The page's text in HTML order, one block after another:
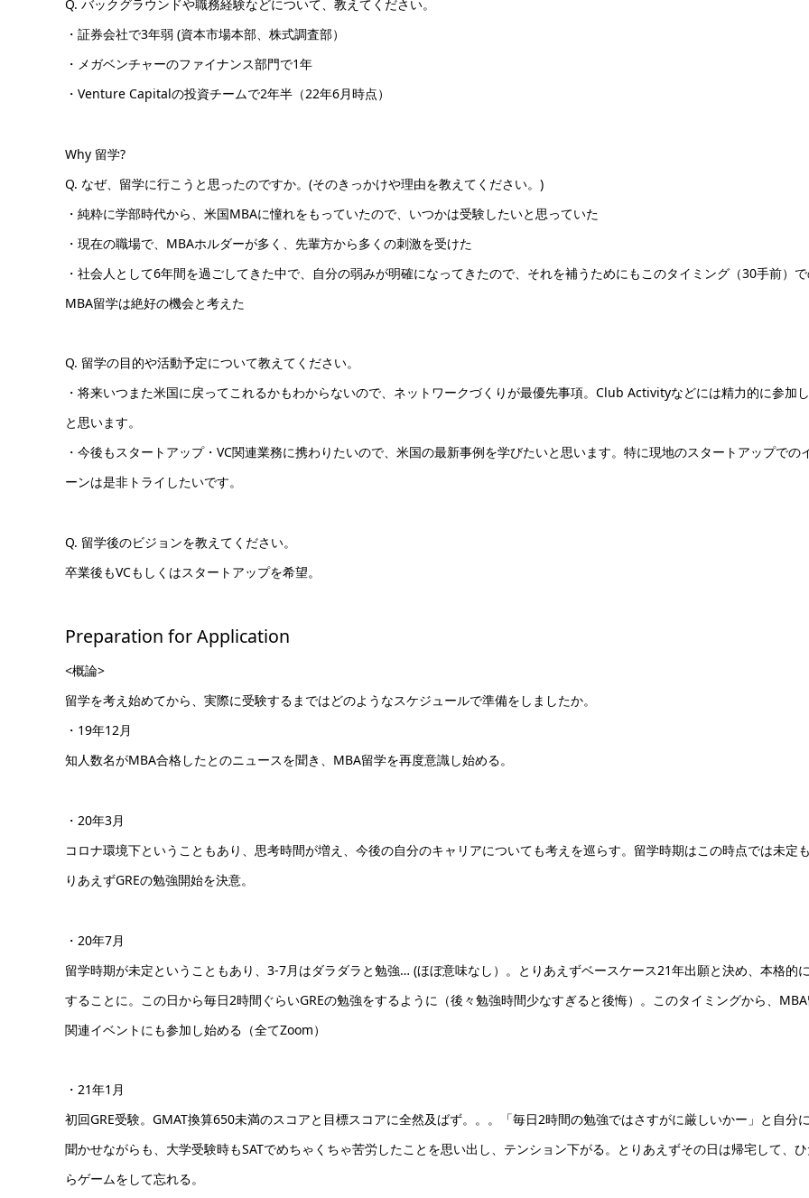
Q. バックグラウンドや職務経験などについて、教えてください。
・証券会社で3年弱 (資本市場本部、株式調査部）
・メガベンチャーのファイナンス部門で1年
・Venture Capitalの投資チームで2年半（22年6月時点）
Why 留学?
Q. なぜ、留学に行こうと思ったのですか。(そのきっかけや理由を教えてください。)
・純粋に学部時代から、米国MBAに憧れをもっていたので、いつかは受験したいと思っていた
・現在の職場で、MBAホルダーが多く、先輩方から多くの刺激を受けた
・社会人として6年間を過ごしてきた中で、自分の弱みが明確になってきたので、それを補うためにもこのタイミング（30手前）
MBA留学は絶好の機会と考えた
Q. 留学の目的や活動予定について教えてください。
・将来いつまた米国に戻ってこれるかもわからないので、ネットワークづくりが最優先事項。Club Activityなどには精力的に参加
と思います。
・今後もスタートアップ・VC関連業務に携わりたいので、米国の最新事例を学びたいと思います。特に現地のスタートアップでの
ーンは是非トライしたいです。
Q. 留学後のビジョンを教えてください。
卒業後もVCもしくはスタートアップを希望。
Preparation for Application
<概論>
留学を考え始めてから、実際に受験するまではどのようなスケジュールで準備をしましたか。
・19年12月
知人数名がMBA合格したとのニュースを聞き、MBA留学を再度意識し始める。
・20年3月
コロナ環境下ということもあり、思考時間が増え、今後の自分のキャリアについても考えを巡らす。留学時期はこの時点では未定
りあえずGREの勉強開始を決意。
・20年7月
留学時期が未定ということもあり、3-7月はダラダラと勉強… (ほぼ意味なし）。とりあえずベースケース21年出願と決め、本格的
することに。この日から毎日2時間ぐらいGREの勉強をするように（後々勉強時間少なすぎると後悔）。このタイミングから、
関連イベントにも参加し始める（全てZoom）
・21年1月
初回GRE受験。GMAT換算650未満のスコアと目標スコアに全然及ばず。。。「毎日2時間の勉強ではさすがに厳しいかー」と自分
聞かせながらも、大学受験時もSATでめちゃくちゃ苦労したことを思い出し、テンション下がる。とりあえずその日は帰宅して、
らゲームをして忘れる。